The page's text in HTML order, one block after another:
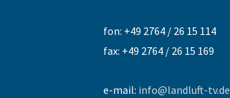
fon: +49 2764 / 26 15 114
fax: +49 2764 / 26 15 169
e-mail: info@landluft-tv.de